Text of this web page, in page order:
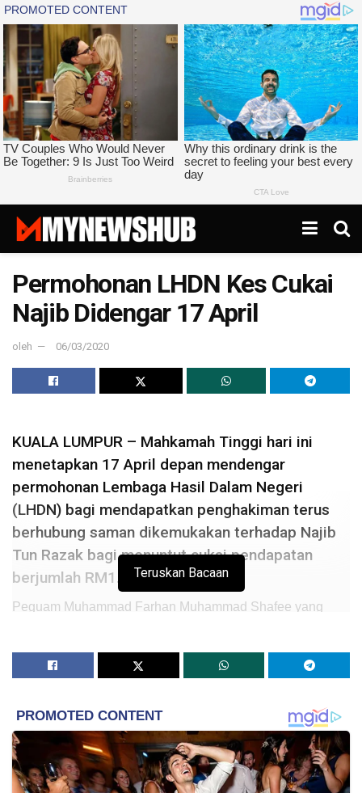
Permohonan LHDN Kes Cukai
Najib Didengar 17 April
oleh 06/03/2020
KUALA LUMPUR – Mahkamah Tinggi hari ini
menetapkan 17 April depan mendengar
permohonan Lembaga Hasil Dalam Negeri
(LHDN) bagi mendapatkan penghakiman terus
berhubung saman dikemukakan terhadap Najib
Tun Razak bagi menuntut cukai pendapatan
berjumlah RM1.69 bilion.
Peguam Muhammad Farhan Muhammad Shafee yang
pengurusan kes di dalam kamarnya hari ini, yang turut
“Mahkamah juga menetapkan 3 April depan untuk
pengurusan kes selanjutnya,”katanya ketika ditemui
pemberita.
Teruskan Bacaan